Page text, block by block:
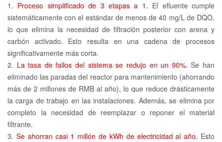
1. Proceso simplificado de 3 etapas a 1. El efluente cumple
sistemáticamente con el estándar de menos de 40 mg/L de DQO,
lo que elimina la necesidad de filtración posterior con arena y
carbón activado. Esto resulta en una cadena de procesos
significativamente más corta.
2. La tasa de fallos del sistema se redujo en un 90%.Se han
eliminado las paradas del reactor para mantenimiento (ahorrando
más de 2 millones de RMB al año), lo que reduce drásticamente
la carga de trabajo en las instalaciones. Además, se elimina por
completo la necesidad de reemplazar o reponer el material
filtrante.
3. Se ahorran casi 1 millón de kWh de electricidad al año. Esto